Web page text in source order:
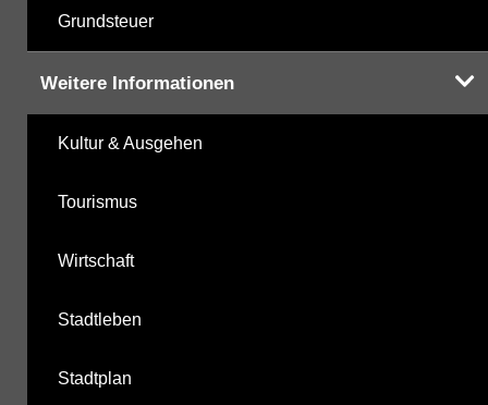
Grundsteuer
Weitere Informationen
Kultur & Ausgehen
Tourismus
Wirtschaft
Stadtleben
Stadtplan